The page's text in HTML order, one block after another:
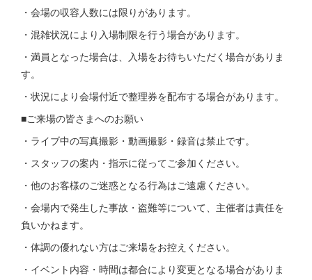
・会場の収容人数には限りがあります。
・混雑状況により入場制限を行う場合があります。
・満員となった場合は、入場をお待ちいただく場合がありま
す。
・状況により会場付近で整理券を配布する場合があります。
■ご来場の皆さまへのお願い
・ライブ中の写真撮影・動画撮影・録音は禁止です。
・スタッフの案内・指示に従ってご参加ください。
・他のお客様のご迷惑となる行為はご遠慮ください。
・会場内で発生した事故・盗難等について、主催者は責任を
負いかねます。
・体調の優れない方はご来場をお控えください。
・イベント内容・時間は都合により変更となる場合がありま